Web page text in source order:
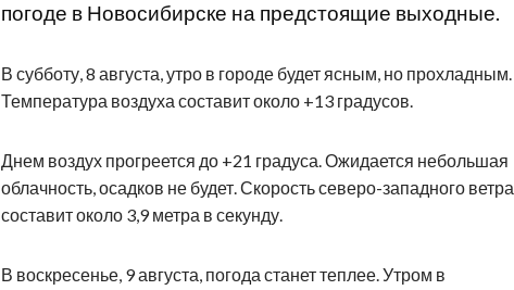
погоде в Новосибирске на предстоящие выходные.
В субботу, 8 августа, утро в городе будет ясным, но прохладным.
Температура воздуха составит около +13 градусов.
Днем воздух прогреется до +21 градуса. Ожидается небольшая
облачность, осадков не будет. Скорость северо-западного ветра
составит около 3,9 метра в секунду.
В воскресенье, 9 августа, погода станет теплее. Утром в